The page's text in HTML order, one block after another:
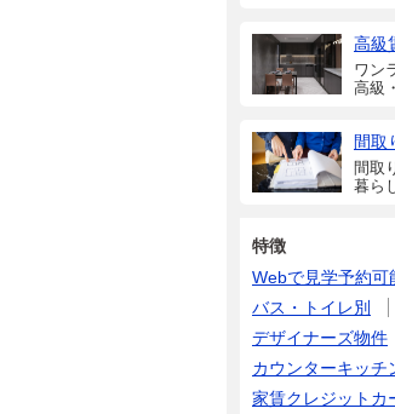
高級
ワン
高級
間取
間取
暮ら
特徴
Webで見学予約可
バス・トイレ別
デザイナーズ物件
カウンターキッチ
家賃クレジットカ